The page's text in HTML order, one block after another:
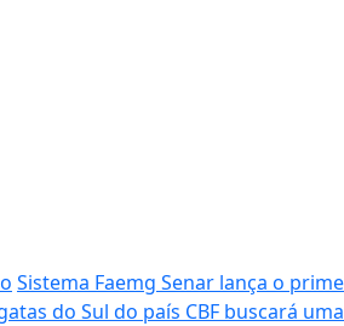
Sistema Faemg Senar lança o
do Sul do país CBF buscará